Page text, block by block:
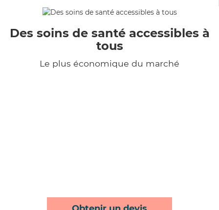
Des soins de santé accessibles à
tous
Le plus économique du marché